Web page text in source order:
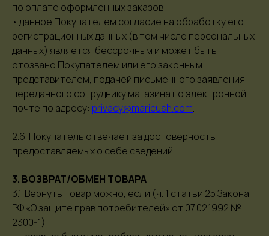
по оплате оформленных заказов;
• данное Покупателем согласие на обработку его
регистрационных данных (в том числе персональных
данных) является бессрочным и может быть
отозвано Покупателем или его законным
представителем, подачей письменного заявления,
переданного сотруднику магазина по электронной
почте по адресу: privacy@maricush.com.
2.6. Покупатель отвечает за достоверность
предоставляемых о себе сведений.
3. ВОЗВРАТ/ОБМЕН ТОВАРА
3.1. Вернуть товар можно, если (ч. 1 статьи 25 Закона
РФ «О защите прав потребителей» от 07.02.1992 №
2300-1):